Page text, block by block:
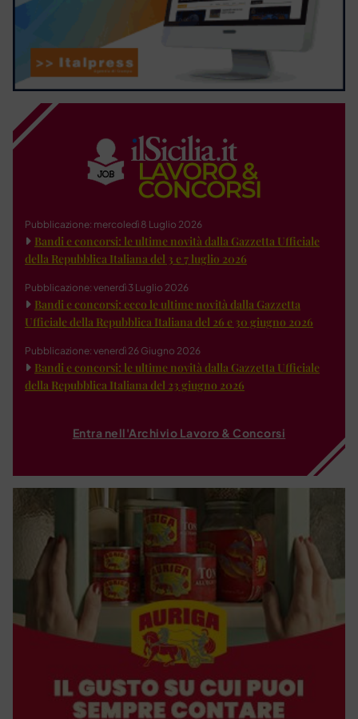
Pubblicazione: mercoledì 8 Luglio 2026
Bandi e concorsi: le ultime novità dalla Gazzetta Ufficiale
della Repubblica Italiana del 3 e 7 luglio 2026
Pubblicazione: venerdì 3 Luglio 2026
Bandi e concorsi: ecco le ultime novità dalla Gazzetta
Ufficiale della Repubblica Italiana del 26 e 30 giugno 2026
Pubblicazione: venerdì 26 Giugno 2026
Bandi e concorsi: le ultime novità dalla Gazzetta Ufficiale
della Repubblica Italiana del 23 giugno 2026
Entra nell'Archivio Lavoro & Concorsi